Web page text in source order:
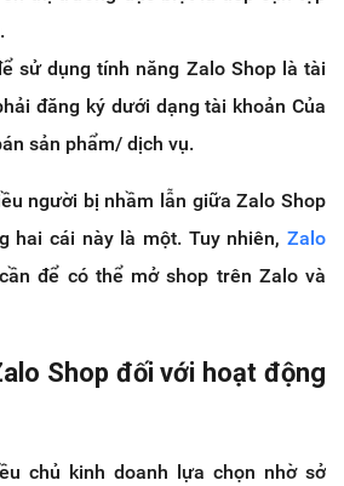
sử dụng tính năng Zalo Shop là tài
đăng ký dưới dạng tài khoản Của
sản phẩm/ dịch vụ.
người bị nhầm lẫn giữa Zalo Shop
hai cái này là một. Tuy nhiên, Zalo
để có thể mở shop trên Zalo và
Shop đối với hoạt động
chủ kinh doanh lựa chọn nhờ sở